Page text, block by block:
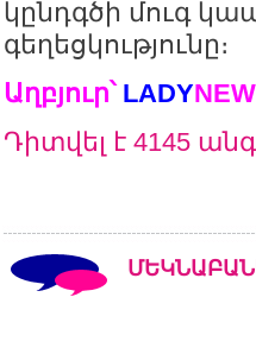
կընդգծի մուգ
գեղեցկությունը։
Աղբյուր՝ LADY
Դիտվել է 4145